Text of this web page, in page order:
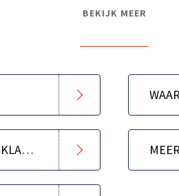
BEKIJK MEER
DE 6 STAPPEN NAAR OMNICHANNEL KLANTCONTACT